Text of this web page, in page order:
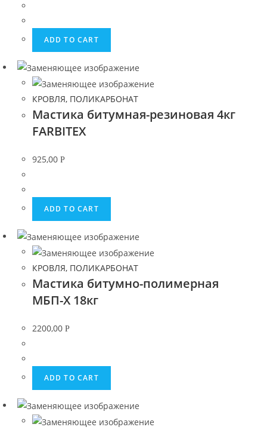
ADD TO CART
КРОВЛЯ, ПОЛИКАРБОНАТ
Мастика битумная-резиновая 4кг
FARBITEX
925,00 Р
ADD TO CART
КРОВЛЯ, ПОЛИКАРБОНАТ
Мастика битумно-полимерная
МБП-Х 18кг
2200,00 Р
ADD TO CART